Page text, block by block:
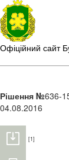
Офіційний сайт
Рішення №636-
04.08.2016
[1]